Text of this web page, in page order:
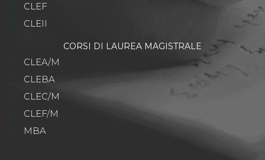
CLEF
CLEII
CORSI DI LAUREA MAGISTRALE
CLEA/M
CLEBA
CLEC/M
CLEF/M
MBA